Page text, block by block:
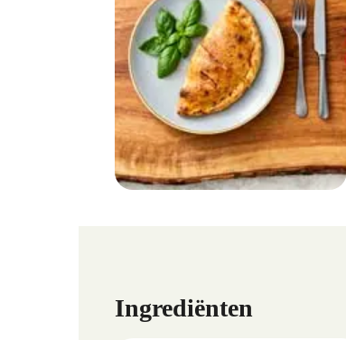
Ingrediënten